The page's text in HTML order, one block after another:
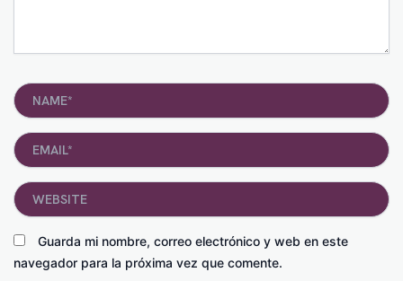
Name*
Email*
Guarda mi nombre, correo electrónico y web en este
navegador para la próxima vez que comente.
Website